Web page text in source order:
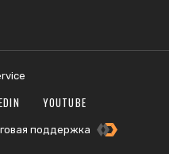
YOUTUBE
поддержка